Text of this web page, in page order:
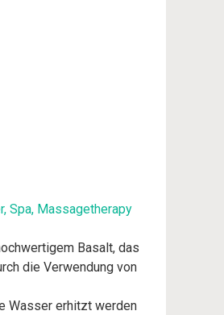
Spa, Massagetherapy
Basalt, das
die Verwendung von
Wasser erhitzt werden